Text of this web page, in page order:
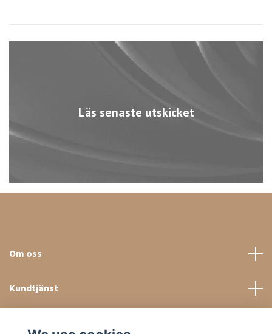
Läs senaste utskicket
Om oss
Kundtjänst